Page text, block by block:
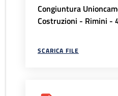
Congiuntura
Costruzioni - Rimini -
SCARICA FILE